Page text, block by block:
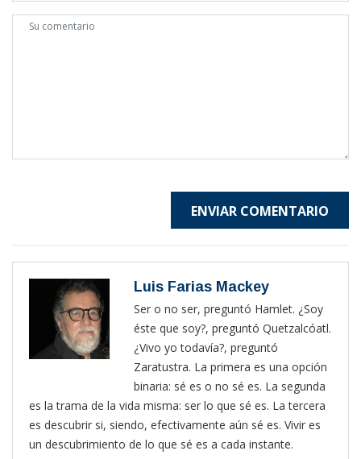
ENVIAR COMENTARIO
Luis Farias Mackey
Ser o no ser, preguntó Hamlet. ¿Soy
éste que soy?, preguntó Quetzalcóatl.
¿Vivo yo todavía?, preguntó
Zaratustra. La primera es una opción
binaria: sé es o no sé es. La segunda
es la trama de la vida misma: ser lo que sé es. La tercera
es descubrir si, siendo, efectivamente aún sé es. Vivir es
un descubrimiento de lo que sé es a cada instante.